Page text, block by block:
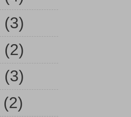
(3)
(2)
(3)
(2)